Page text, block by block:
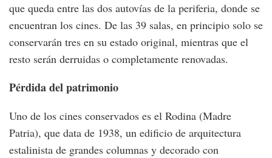
que queda entre las dos autovías de la periferia, donde se
encuentran los cines. De las 39 salas, en principio solo se
conservarán tres en su estado original, mientras que el
resto serán derruidas o completamente renovadas.
Pérdida del patrimonio
Uno de los cines conservados es el Rodina (Madre
Patria), que data de 1938, un edificio de arquitectura
estalinista de grandes columnas y decorado con